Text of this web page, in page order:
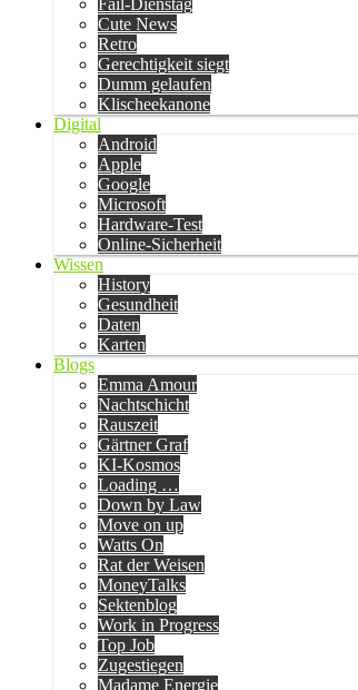
Fail-Dienstag
Cute News
Retro
Gerechtigkeit siegt
Dumm gelaufen
Klischeekanone
Digital
Android
Apple
Google
Microsoft
Hardware-Test
Online-Sicherheit
Wissen
History
Gesundheit
Daten
Karten
Blogs
Emma Amour
Nachtschicht
Rauszeit
Gärtner Graf
KI-Kosmos
Loading …
Down by Law
Move on up
Watts On
Rat der Weisen
MoneyTalks
Sektenblog
Work in Progress
Top Job
Zugestiegen
Madame Energie